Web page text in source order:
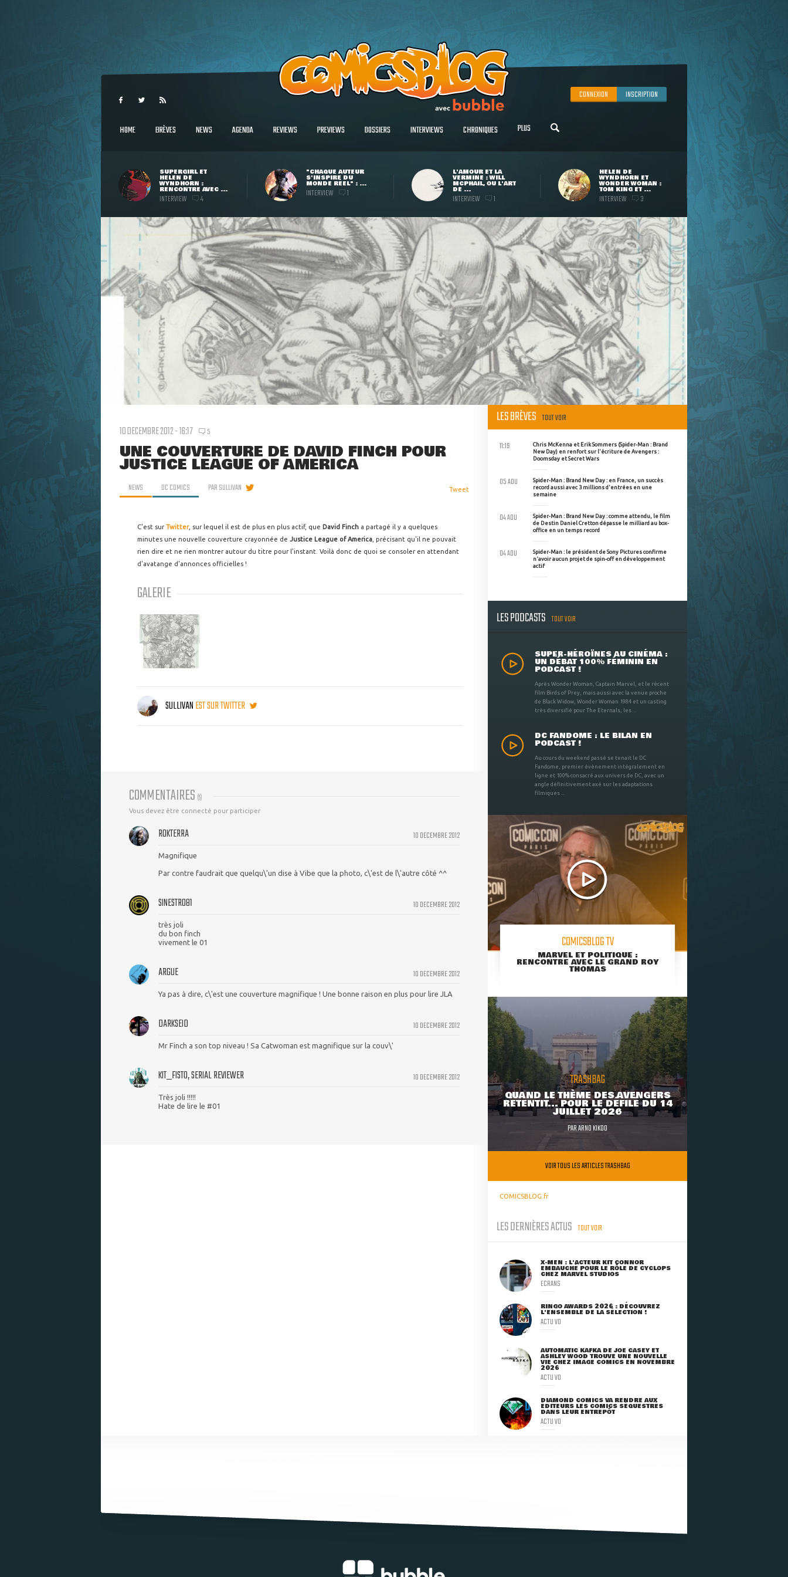
CONNEXION INSCRIPTION
HOME BRÈVES NEWS AGENDA REVIEWS PREVIEWS DOSSIERS INTERVIEWS CHRONIQUES PLUS
SUPERGIRL ET
HELEN DE
WYNDHORN :
RENCONTRE AVEC ...
INTERVIEW 4
"CHAQUE AUTEUR
S'INSPIRE DU
MONDE RÉEL" : ...
INTERVIEW 1
L'AMOUR ET LA
VERMINE : WILL
MCPHAIL, OU L'ART
DE ...
INTERVIEW 1
HELEN DE
WYNDHORN ET
WONDER WOMAN :
TOM KING ET ...
INTERVIEW 3
10 DECEMBRE 2012 - 16:17 5
UNE COUVERTURE DE DAVID FINCH POUR
JUSTICE LEAGUE OF AMERICA
NEWS DC COMICS PARSULLIVAN Tweet
C'est surTwitter, sur lequel il est de plus en plus actif, que David Finch a partagé il y a quelques
minutes une nouvelle couverture crayonnée de Justice League of America , précisant qu'il ne pouvait
rien dire et ne rien montrer autour du titre pour l'instant. Voilà donc de quoi se consoler en attendant
d'avatange d'annonces officielles !
GALERIE
SULLIVANEST SUR TWITTER
COMMENTAIRES (5)
Vous devez être connecté pour participer
10 DECEMBRE 2012
ROKTERRA
Magnifique
Par contre faudrait que quelqu\'un dise à Vibe que la photo, c\'est de l\'autre côté ^^
10 DECEMBRE 2012
SINESTRO81
très joli
du bon finch
vivement le 01
10 DECEMBRE 2012
ARGUE
Ya pas à dire, c\'est une couverture magnifique ! Une bonne raison en plus pour lire JLA
10 DECEMBRE 2012
DARKSEID
Mr Finch a son top niveau ! Sa Catwoman est magnifique sur la couv\'
10 DECEMBRE 2012
KIT_FISTO, SERIAL REVIEWER
Très joli !!!!!
Hate de lire le #01
LES BRÈVES TOUT VOIR
Chris McKenna et Erik Sommers (Spider-Man : Brand
New Day) en renfort sur l'écriture de Avengers :
Doomsday et Secret Wars
11:19
Spider-Man : Brand New Day : en France, un succès
record aussi avec 3 millions d'entrées en une
semaine
05 AOU
Spider-Man : Brand New Day : comme attendu, le film
de Destin Daniel Cretton dépasse le milliard au box-
office en un temps record
04 AOU
Spider-Man : le président de Sony Pictures confirme
n'avoir aucun projet de spin-off en développement
actif
04 AOU
LES PODCASTS TOUT VOIR
SUPER-HÉROÏNES AU CINÉMA :
UN DÉBAT 100% FÉMININ EN
PODCAST !
Après Wonder Woman, Captain Marvel, et le récent
film Birds of Prey, mais aussi avec la venue proche
de Black Widow, Wonder Woman 1984 et un casting
très diversifié pour The Eternals, les ...
DC FANDOME : LE BILAN EN
PODCAST !
Au cours du weekend passé se tenait le DC
Fandome, premier évènement intégralement en
ligne et 100% consacré aux univers de DC, avec un
angle définitivement axé sur les adaptations
filmiques ...
COMICSBLOG TV
MARVEL ET POLITIQUE :
RENCONTRE AVEC LE GRAND ROY
THOMAS
TRASHBAG
QUAND LE THÈME DES AVENGERS
RETENTIT... POUR LE DÉFILÉ DU 14
JUILLET 2026
PARARNO KIKOO
VOIR TOUS LES ARTICLES TRASHBAG
COMICSBLOG.fr
LES DERNIÈRES ACTUS TOUT VOIR
X-MEN : L'ACTEUR KIT CONNOR
EMBAUCHÉ POUR LE RÔLE DE CYCLOPS
CHEZ MARVEL STUDIOS
ECRANS
RINGO AWARDS 2026 : DÉCOUVREZ
L'ENSEMBLE DE LA SÉLECTION !
ACTU VO
AUTOMATIC KAFKA DE JOE CASEY ET
ASHLEY WOOD TROUVE UNE NOUVELLE
VIE CHEZ IMAGE COMICS EN NOVEMBRE
2026
ACTU VO
DIAMOND COMICS VA RENDRE AUX
ÉDITEURS LES COMICS SÉQUESTRÉS
DANS LEUR ENTREPÔT
ACTU VO